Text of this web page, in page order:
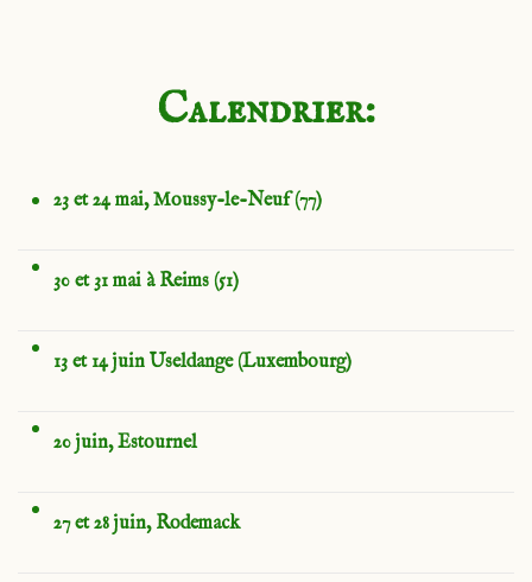
Calendrier:
23 et 24 mai, Moussy-le-Neuf (77)
30 et 31 mai à Reims (51)
13 et 14 juin Useldange (Luxembourg)
20 juin, Estournel
27 et 28 juin, Rodemack